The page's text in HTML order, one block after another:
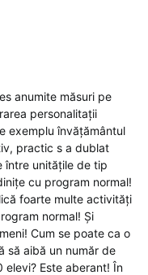
anumite măsuri pe
personalitații
exemplu învățământul
practic s a dublat
între unitățile de tip
cu program normal!
foarte multe activități
normal! Și
Cum se poate ca o
să aibă un număr de
elevi? Este aberant! În